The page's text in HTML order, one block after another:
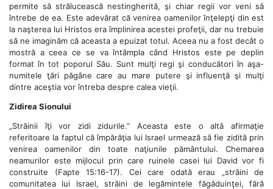
permite să strălucească nestingherită, şi chiar regii vor veni să
întrebe de ea. Este adevărat că venirea oamenilor înţelepţi din est
la naşterea lui Hristos era împlinirea acestei profeţii, dar nu trebuie
să ne imaginăm că aceasta a epuizat totul. Aceea nu a fost decât o
mostră a ceea ce se va întâmpla când Hristos este pe deplin
format în tot poporul Său. Sunt mulţi regi şi conducători în aşa-
numitele ţări păgâne care au mare putere şi influenţă şi mulţi
dintre aceştia vor întreba despre calea vieţii.
Zidirea Sionului
„Străinii îţi vor zidi zidurile.” Aceasta este o altă afirmaţie
referitoare la faptul că împărăţia lui Israel urmează să fie zidită prin
venirea oamenilor din toate naţiunile pământului. Chemarea
neamurilor este mijlocul prin care ruinele casei lui David vor fi
construite (Fapte 15:16-17). Cei care odată erau „străini de
comunitatea lui Israel, străini de legămintele făgăduinţei, fără